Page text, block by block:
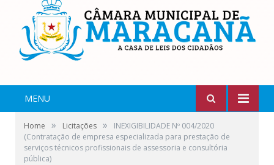
MENU
Home » Licitações »
INEXIGIBILIDADE Nº 004/2020
(Contratação de empresa especializada para prestação de
serviços técnicos profissionais de assessoria e consultória
pública)